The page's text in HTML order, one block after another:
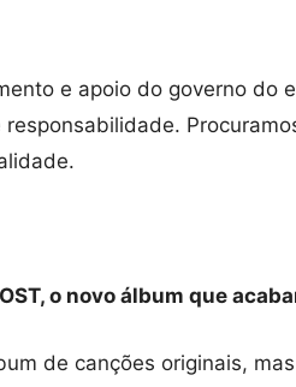
e apoio do governo do
o novo álbum que
de canções originais,